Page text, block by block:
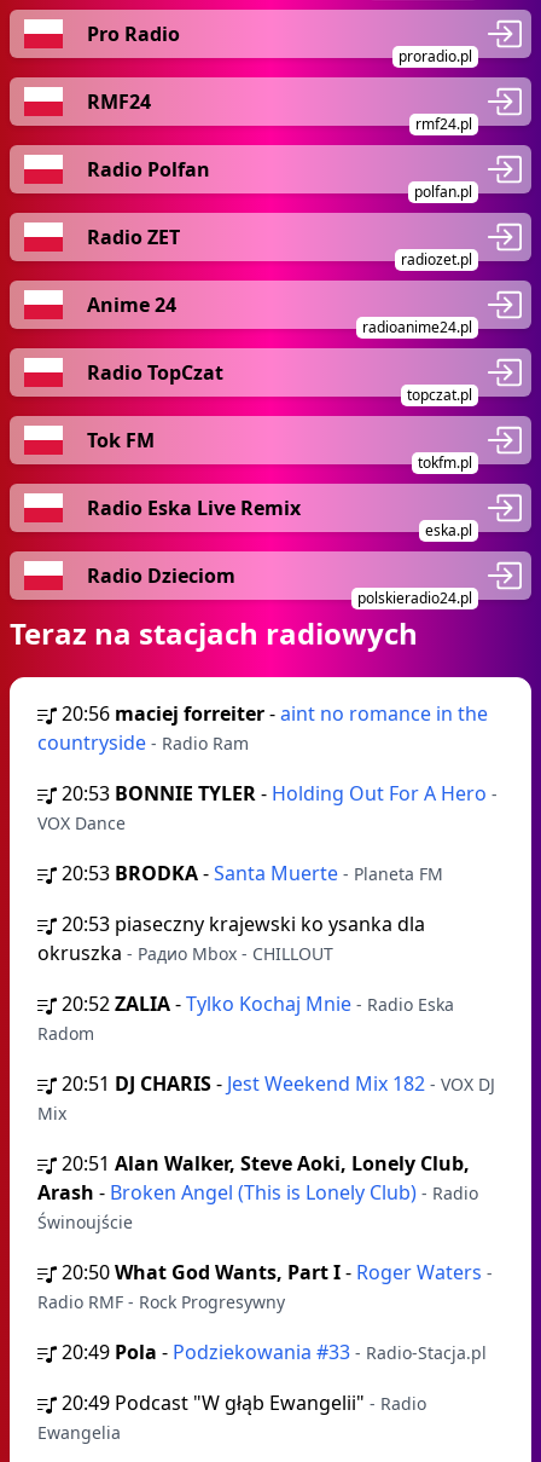
Pro Radio
proradio.pl
RMF24
rmf24.pl
Radio Polfan
polfan.pl
Radio ZET
radiozet.pl
Anime 24
radioanime24.pl
Radio TopCzat
topczat.pl
Tok FM
tokfm.pl
Radio Eska Live Remix
eska.pl
Radio Dzieciom
polskieradio24.pl
Teraz na stacjach radiowych
20:56 maciej forreiter-aint no romance in the
countryside - Radio Ram
20:53 BONNIE TYLER- Holding Out For A Hero -
VOX Dance
20:53 BRODKA-Santa Muerte - Planeta FM
20:53 piaseczny krajewski ko ysanka dla
okruszka - Радио Mbox - CHILLOUT
20:52ZALIA-Tylko Kochaj Mnie - Radio Eska
Radom
20:51 DJ CHARIS- Jest Weekend Mix 182 - VOX DJ
Mix
20:51 Alan Walker, Steve Aoki, Lonely Club,
Arash - Broken Angel (This is Lonely Club) - Radio
Świnoujście
20:50What God Wants, Part I- Roger Waters -
Radio RMF - Rock Progresywny
20:49 Pola - Podziekowania #33 - Radio-Stacja.pl
20:49 Podcast "W głąb Ewangelii" - Radio
Ewangelia